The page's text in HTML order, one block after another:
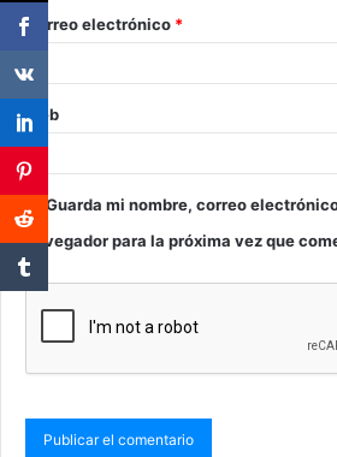
Correo electrónico *
Web
Guarda mi nombre, correo
navegador para la próxima vez que